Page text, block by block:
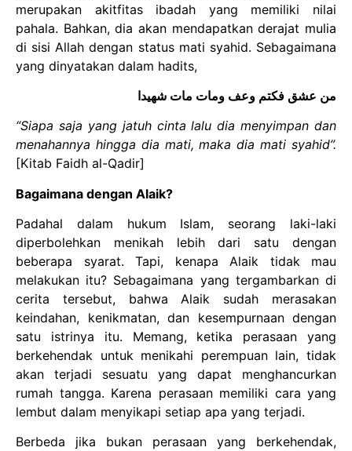
merupakan akitfitas ibadah yang memiliki nilai
pahala. Bahkan, dia akan mendapatkan derajat mulia
di sisi Allah dengan status mati syahid. Sebagaimana
yang dinyatakan dalam hadits,
من عشق فكتم وعف ومات مات شهيدا
“Siapa saja yang jatuh cinta lalu dia menyimpan dan
menahannya hingga dia mati, maka dia mati syahid”.
[Kitab Faidh al-Qadir]
Bagaimana dengan Alaik?
Padahal dalam hukum Islam, seorang laki-laki
diperbolehkan menikah lebih dari satu dengan
beberapa syarat. Tapi, kenapa Alaik tidak mau
melakukan itu? Sebagaimana yang tergambarkan di
cerita tersebut, bahwa Alaik sudah merasakan
keindahan, kenikmatan, dan kesempurnaan dengan
satu istrinya itu. Memang, ketika perasaan yang
berkehendak untuk menikahi perempuan lain, tidak
akan terjadi sesuatu yang dapat menghancurkan
rumah tangga. Karena perasaan memiliki cara yang
lembut dalam menyikapi setiap apa yang terjadi.
Berbeda jika bukan perasaan yang berkehendak,